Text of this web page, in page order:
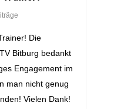
Die
Bitburg bedankt
Engagement im
man nicht genug
Vielen Dank!